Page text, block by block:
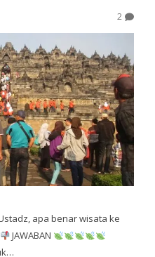
2
Ustadz, apa benar wisata ke
JAWABAN